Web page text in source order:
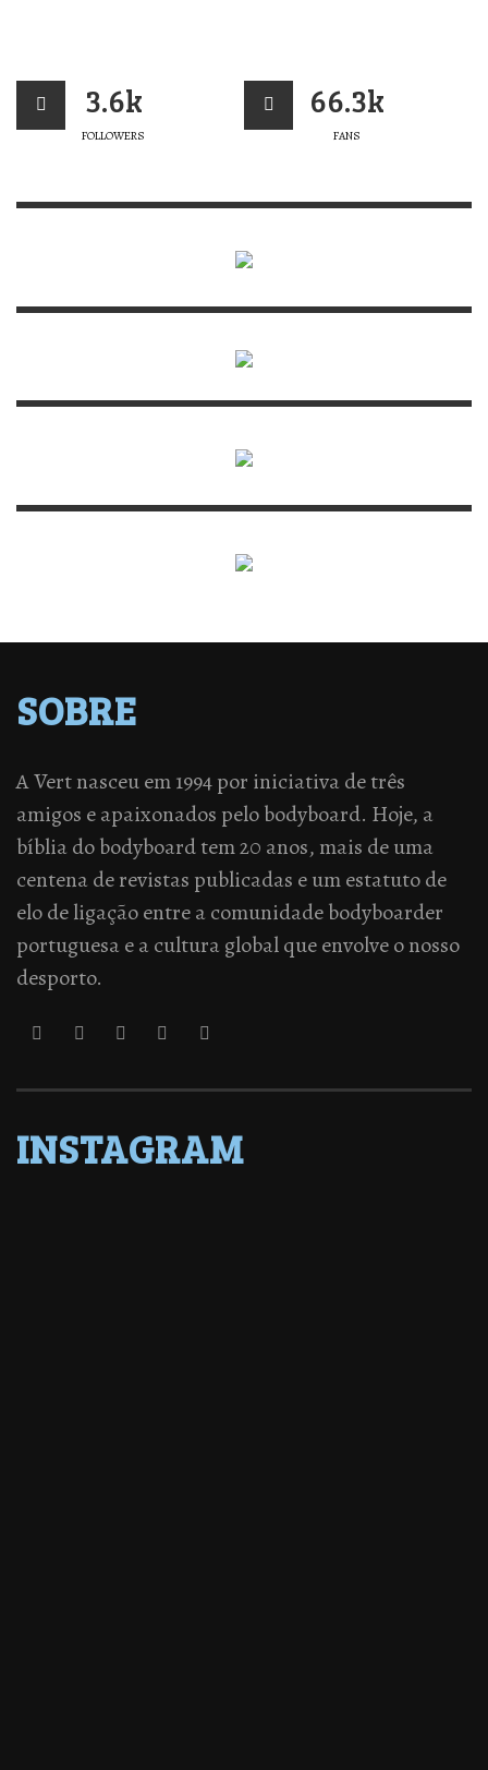
3.6k
FOLLOWERS
66.3k
FANS
SOBRE
A Vert nasceu em 1994 por iniciativa de três
amigos e apaixonados pelo bodyboard. Hoje, a
bíblia do bodyboard tem 20 anos, mais de uma
centena de revistas publicadas e um estatuto de
elo de ligação entre a comunidade bodyboarder
portuguesa e a cultura global que envolve o nosso
desporto.
INSTAGRAM